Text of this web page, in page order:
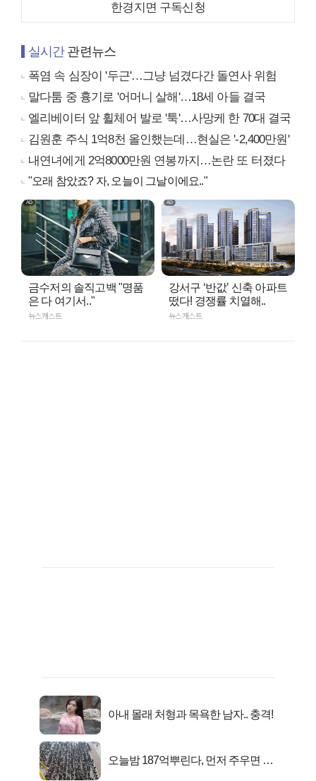
한경지면 구독신청
실시간관련뉴스
폭염 속 심장이 '두근'…그냥 넘겼다간 돌연사 위험
말다툼 중 흉기로 '어머니 살해'…18세 아들 결국
엘리베이터 앞 휠체어 발로 '툭'…사망케 한 70대 결국
김원훈 주식 1억8천 올인했는데…현실은 '-2,400만원'
내연녀에게 2억8000만원 연봉까지…논란 또 터졌다
"오래 참았죠? 자, 오늘이 그날이에요.."
금수저의 솔직고백 "명품
은 다 여기서.."
뉴스캐스트
강서구 ‘반값’ 신축 아파트
떴다! 경쟁률 치열해..
뉴스캐스트
아내 몰래 처형과 목욕한 남자.. 충격!
오늘밤 187억뿌린다, 먼저 주우면 최